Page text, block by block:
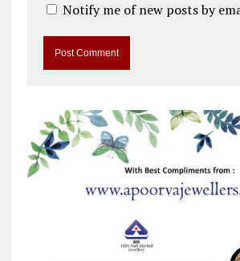
Notify me of new posts by
t
e
r